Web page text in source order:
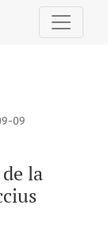
del Pacífico
la
09